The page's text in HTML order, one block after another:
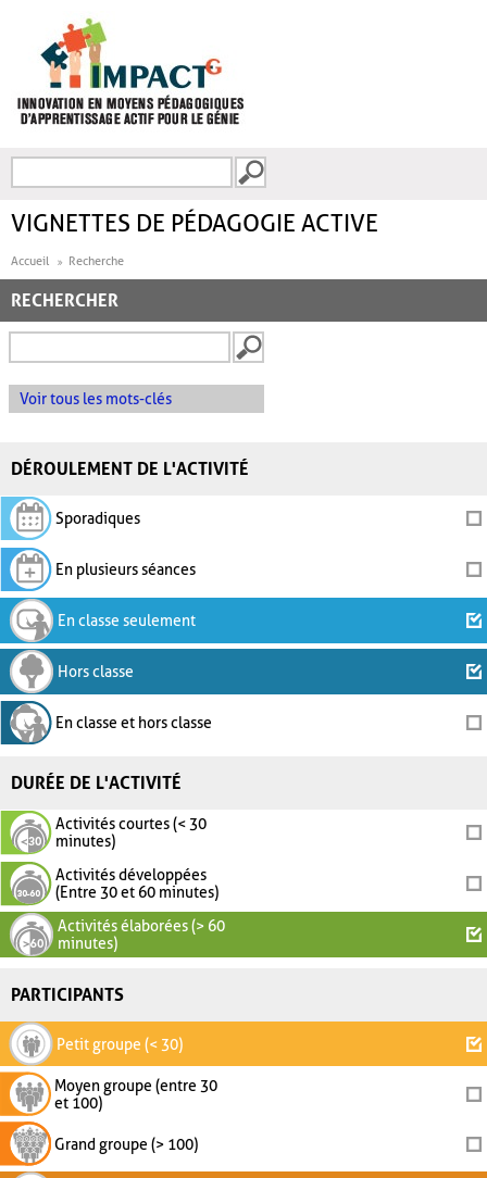
FORMULAIRE DE
VIGNETTES DE PÉDAGOGIE ACTIVE
Accueil Recherche
RECHERCHER
Voir tous les mots-clés
DÉROULEMENT DE L'ACTIVITÉ
Sporadiques
En plusieurs séances
En classe seulement
Hors classe
En classe et hors classe
DURÉE DE L'ACTIVITÉ
Activités courtes (< 30
minutes)
Activités développées
(Entre 30 et 60 minutes)
Activités élaborées (> 60
minutes)
PARTICIPANTS
Petit groupe (< 30)
Moyen groupe (entre 30
et 100)
Grand groupe (> 100)